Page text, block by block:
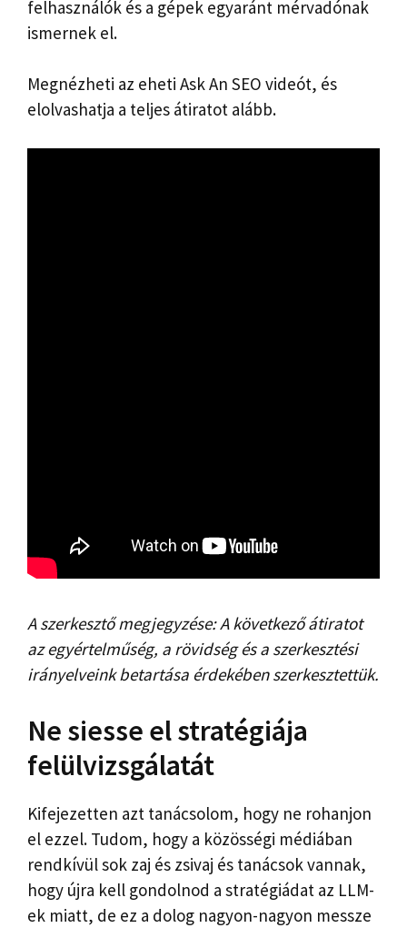
felhasználók és a gépek egyaránt mérvadónak
ismernek el.
Megnézheti az eheti Ask An SEO videót, és
elolvashatja a teljes átiratot alább.
A szerkesztő megjegyzése: A következő átiratot
az egyértelműség, a rövidség és a szerkesztési
irányelveink betartása érdekében szerkesztettük.
Ne siesse el stratégiája
felülvizsgálatát
Kifejezetten azt tanácsolom, hogy ne rohanjon
el ezzel. Tudom, hogy a közösségi médiában
rendkívül sok zaj és zsivaj és tanácsok vannak,
hogy újra kell gondolnod a stratégiádat az LLM-
ek miatt, de ez a dolog nagyon-nagyon messze